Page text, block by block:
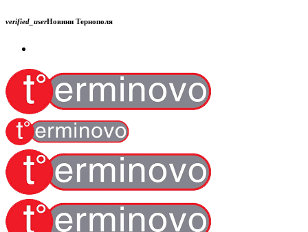
verified_userНовини Тернополя